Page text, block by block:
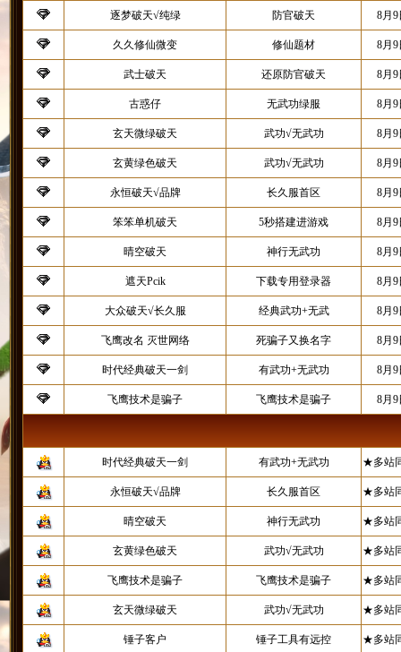
逐梦破天√纯绿 防官破天 8月
久久修仙微变 修仙题材 8月
武士破天 还原防官破天 8月
古惑仔 无武功绿服 8月
玄天微绿破天 武功√无武功 8月
玄黄绿色破天 武功√无武功 8月
永恒破天√品牌 长久服首区 8月
笨笨单机破天 5秒搭建进游戏 8月
晴空破天 神行无武功 8月
遮天Pcik 下载专用登录器 8月
大众破天√长久服 经典武功+无武 8月
飞鹰改名 灭世网络 死骗子又换名字 8月
时代经典破天一剑 有武功+无武功 8月
飞鹰技术是骗子 飞鹰技术是骗子 8月
时代经典破天一剑 有武功+无武功 ★多站
永恒破天√品牌 长久服首区 ★多站
晴空破天 神行无武功 ★多站
玄黄绿色破天 武功√无武功 ★多站
飞鹰技术是骗子 飞鹰技术是骗子 ★多站
玄天微绿破天 武功√无武功 ★多站
锤子客户 锤子工具有远控 ★多站